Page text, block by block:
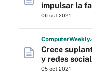
impulsar la
06 oct 2021
ComputerWeekly
Crece
y redes
05 oct 2021